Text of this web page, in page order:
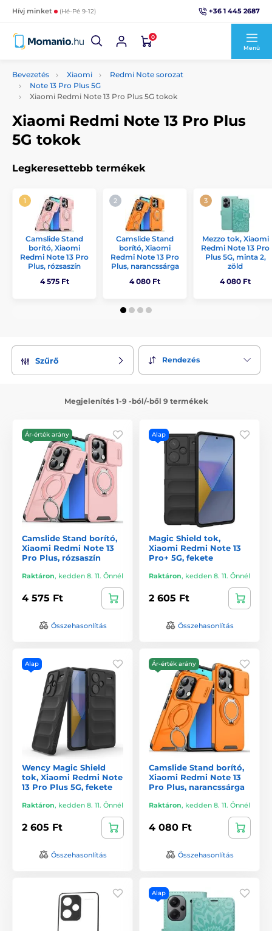
Hívj minket (Hé-Pé 9-12) +36 1 445 2687
0
Menü
Bevezetés Xiaomi
Redmi Note sorozat
Note 13 Pro Plus 5G
Xiaomi Redmi Note 13 Pro Plus 5G tokok
Xiaomi Redmi Note 13 Pro Plus
5G tokok
Legkeresettebb termékek
Camslide Stand
borító, Xiaomi
Redmi Note 13 Pro
Plus, rózsaszín
4 575 Ft
Camslide Stand
borító, Xiaomi
Redmi Note 13 Pro
Plus, narancssárga
4 080 Ft
Mezzo tok, Xiaomi
Redmi Note 13 Pro
Plus 5G, minta 2,
zöld
4 080 Ft
Szűrő Rendezés
Megjelenítés 1-9 -ból/-ből 9 termékek
Ár-érték arány
Camslide Stand borító,
Xiaomi Redmi Note 13
Pro Plus, rózsaszín
Raktáron, kedden 8. 11. Önnél
4 575 Ft
Összehasonlítás
Alap
Magic Shield tok,
Xiaomi Redmi Note 13
Pro+ 5G, fekete
Raktáron, kedden 8. 11. Önnél
2 605 Ft
Összehasonlítás
Alap
Wency Magic Shield
tok, Xiaomi Redmi Note
13 Pro Plus 5G, fekete
Raktáron, kedden 8. 11. Önnél
2 605 Ft
Összehasonlítás
Ár-érték arány
Camslide Stand borító,
Xiaomi Redmi Note 13
Pro Plus, narancssárga
Raktáron, kedden 8. 11. Önnél
4 080 Ft
Összehasonlítás
Alap